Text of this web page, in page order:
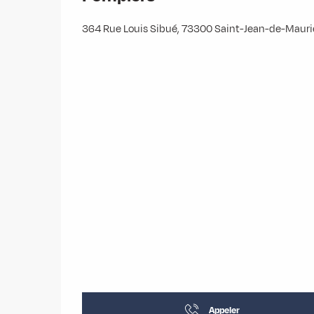
364 Rue Louis Sibué, 73300 Saint-Jean-de-
Appeler